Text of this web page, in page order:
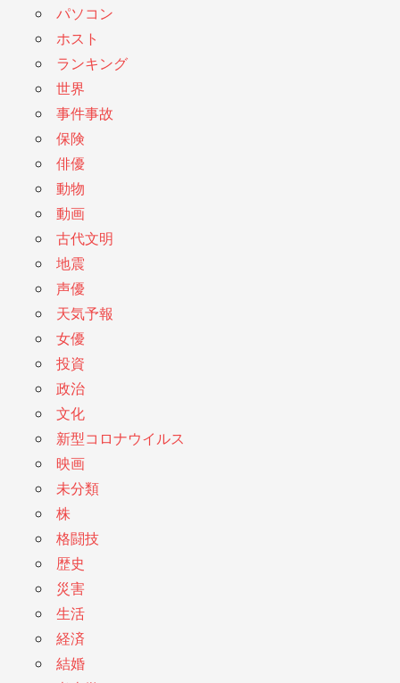
パソコン
ホスト
ランキング
世界
事件事故
保険
俳優
動物
動画
古代文明
地震
声優
天気予報
女優
投資
政治
文化
新型コロナウイルス
映画
未分類
株
格闘技
歴史
災害
生活
経済
結婚